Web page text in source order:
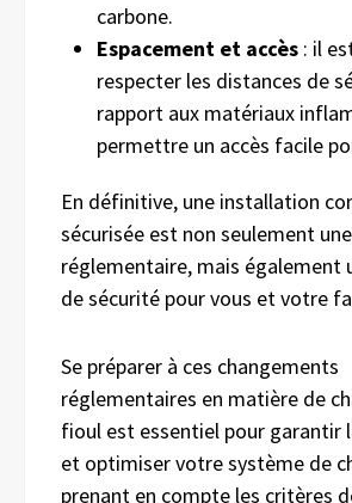
carbone.
Espacement et accès : il
respecter les distances de
rapport aux matériaux
permettre un accès facile
En définitive, une installation
sécurisée est non seulement
réglementaire, mais également
de sécurité pour vous et votre
Se préparer à ces changements
réglementaires en matière de
fioul est essentiel pour garantir
et optimiser votre système de
prenant en compte les critères